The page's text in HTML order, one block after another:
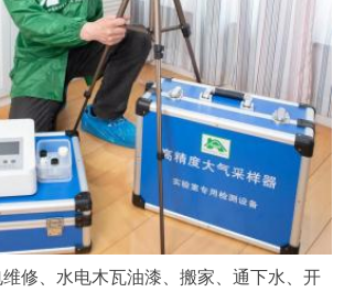
、水电木瓦油漆、搬家、通下水、开